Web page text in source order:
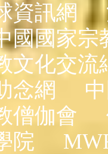
資訊網
國國家宗
文化交流
念網
僧伽會
院